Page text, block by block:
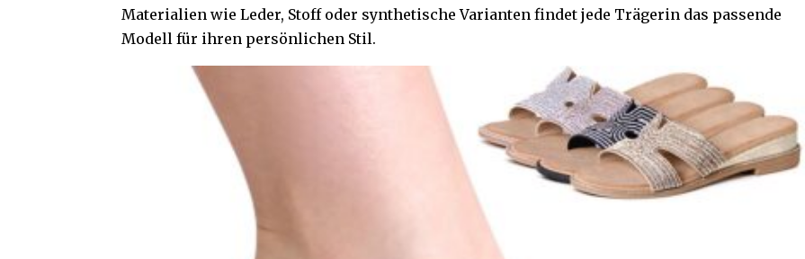
Materialien wie Leder, Stoff oder synthetische Varianten findet jede Trägerin das passende
Modell für ihren persönlichen Stil.